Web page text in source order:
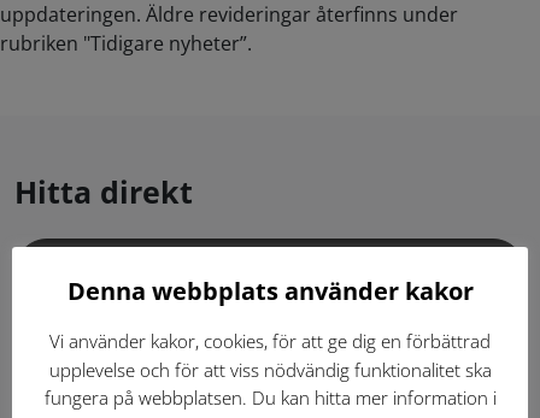
uppdateringen. Äldre revideringar återfinns under
rubriken "Tidigare nyheter”.
Hitta direkt
Dokumentbibliotek Kontaktlista
Tidigare versioner Nyheter
Denna webbplats använder kakor
Vi använder kakor, cookies, för att ge dig en förbättrad
upplevelse och för att viss nödvändig funktionalitet ska
fungera på webbplatsen. Du kan hitta mer information i